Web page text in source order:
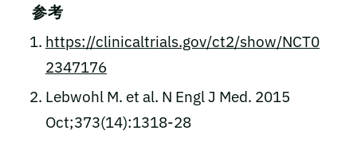
参考
https://clinicaltrials.gov/ct2/show/NCT0
2347176
Lebwohl M. et al. N Engl J Med. 2015
Oct;373(14):1318-28